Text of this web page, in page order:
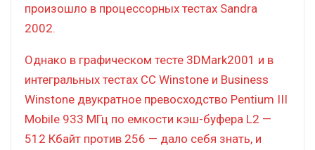
произошло в процессорных тестах Sandra
2002.
Однако в графическом тесте 3DMark2001 и в
интегральных тестах CC Winstone и Business
Winstone двукратное превосходство Pentium III
Mobile 933 МГц по емкости кэш-буфера L2 —
512 Кбайт против 256 — дало себя знать, и